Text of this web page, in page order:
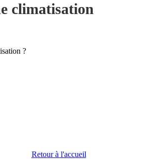
climatisation
?
Retour à l'accueil